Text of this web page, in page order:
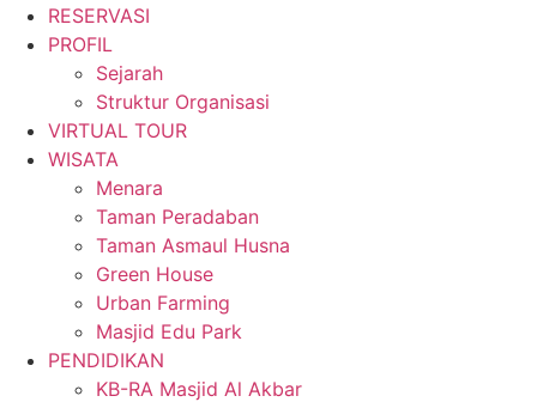
RESERVASI
PROFIL
Sejarah
Struktur Organisasi
VIRTUAL TOUR
WISATA
Menara
Taman Peradaban
Taman Asmaul Husna
Green House
Urban Farming
Masjid Edu Park
PENDIDIKAN
KB-RA Masjid Al Akbar